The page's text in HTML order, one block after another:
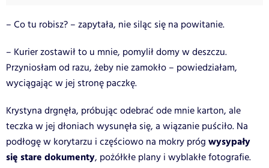
– Co tu robisz? – zapytała, nie siląc się na powitanie.
– Kurier zostawił to u mnie, pomylił domy w deszczu.
Przyniosłam od razu, żeby nie zamokło – powiedziałam,
wyciągając w jej stronę paczkę.
Krystyna drgnęła, próbując odebrać ode mnie karton, ale
teczka w jej dłoniach wysunęła się, a wiązanie puściło. Na
podłogę w korytarzu i częściowo na mokry próg wysypały
się stare dokumenty, pożółkłe plany i wyblakłe fotografie.